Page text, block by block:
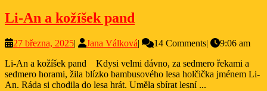
Li-An a kožíšek pand
a
kožíšek
pand
27 března, 202527
2025
| Jana VálkováJana
| 14 Comments|
9:06 am
Li-An a kožíšek pand Kdysi velmi dávno, za sedmero řekami a
sedmero horami, žila blízko bambusového lesa holčička jménem Li-
An. Ráda si chodila do lesa hrát. Uměla sbírat lesní ...